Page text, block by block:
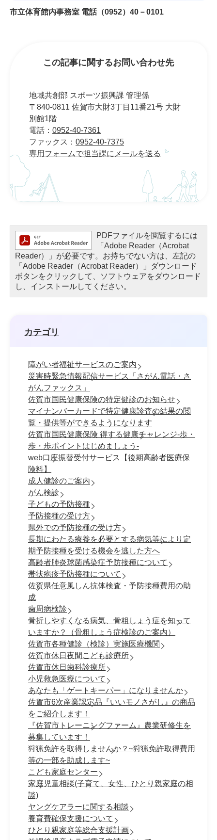
市立体育館内事務室 電話（0952）40－0101
この記事に関するお問い合わせ先
地域共創部 スポーツ振興課 管理係
〒840-0811 佐賀市大財3丁目11番21号 大財
別館1階
電話： 0952-40-7361
ファックス： 0952-40-7375
専用フォームで担当課にメールを送る
PDFファイルを閲覧するには
「Adobe Reader（Acrobat
Reader）」が必要です。お持ちでない方は、左記の
「Adobe Reader（Acrobat Reader）」ダウンロード
ボタンをクリックして、ソフトウェアをダウンロード
し、インストールしてください。
カテゴリ
障がい者福祉サービスのご案内
災害時緊急情報配信サービス「さがん電話・さ
がんファックス」
佐賀市国民健康保険の特定健診のお知らせ
マイナンバーカードで特定健康診査の結果の閲
覧・提供等ができるようになります
佐賀市国民健康保険 得する健康チャレンジ-歩・
歩・歩ポイントはじめましょう-
web口座振替受付サービス【後期高齢者医療保
険料】
成人健診のご案内
がん検診
子どもの予防接種
予防接種の受け方
県外での予防接種の受け方
長期にわたる療養を必要とする病気等により定
期予防接種を受ける機会を逃した方へ
高齢者肺炎球菌感染症予防接種について
帯状疱疹予防接種について
佐賀県任意風しん抗体検査・予防接種費用の助
成
歯周病検診
骨折しやすくなる病気、骨粗しょう症を知って
いますか？（骨粗しょう症検診のご案内）
佐賀市各種健診（検診）実施医療機関
佐賀市休日夜間こども診療所
佐賀市休日歯科診療所
小児救急医療について
あなたも「ゲートキーパー」になりませんか
佐賀市6次産業認定品『いいモノさがし』の商品
をご紹介します！
『佐賀市トレーニングファーム』農業研修生を
募集しています！
狩猟免許を取得しませんか？~狩猟免許取得費用
等の一部を助成します~
こども家庭センター
家庭児童相談(子育て、女性、ひとり親家庭の相
談)
ヤングケアラーに関する相談
養育費確保支援について
ひとり親家庭等総合支援計画